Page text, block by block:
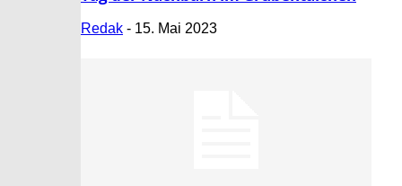
Redak - 15. Mai 2023